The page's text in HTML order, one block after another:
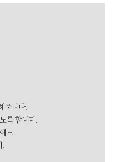
줍니다.
록 합니다.
도
.